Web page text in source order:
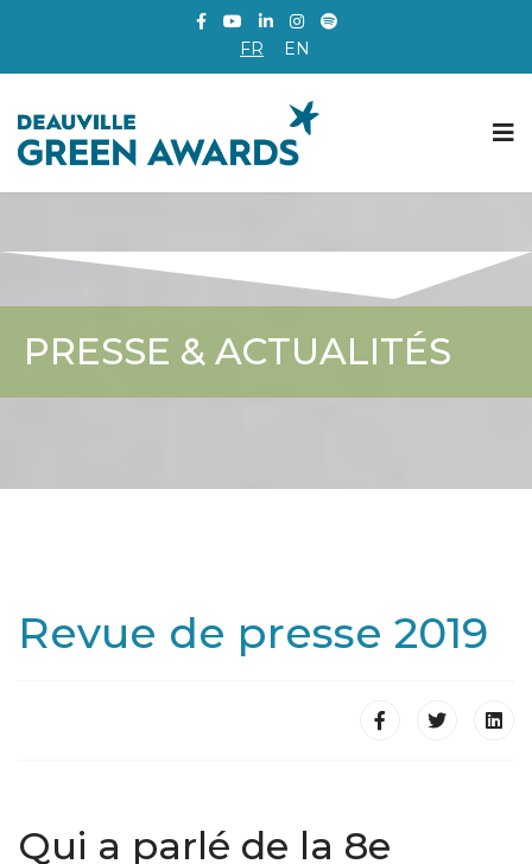
FR EN
PRESSE & ACTUALITÉS
Revue de presse 2019
Qui a parlé de la 8e